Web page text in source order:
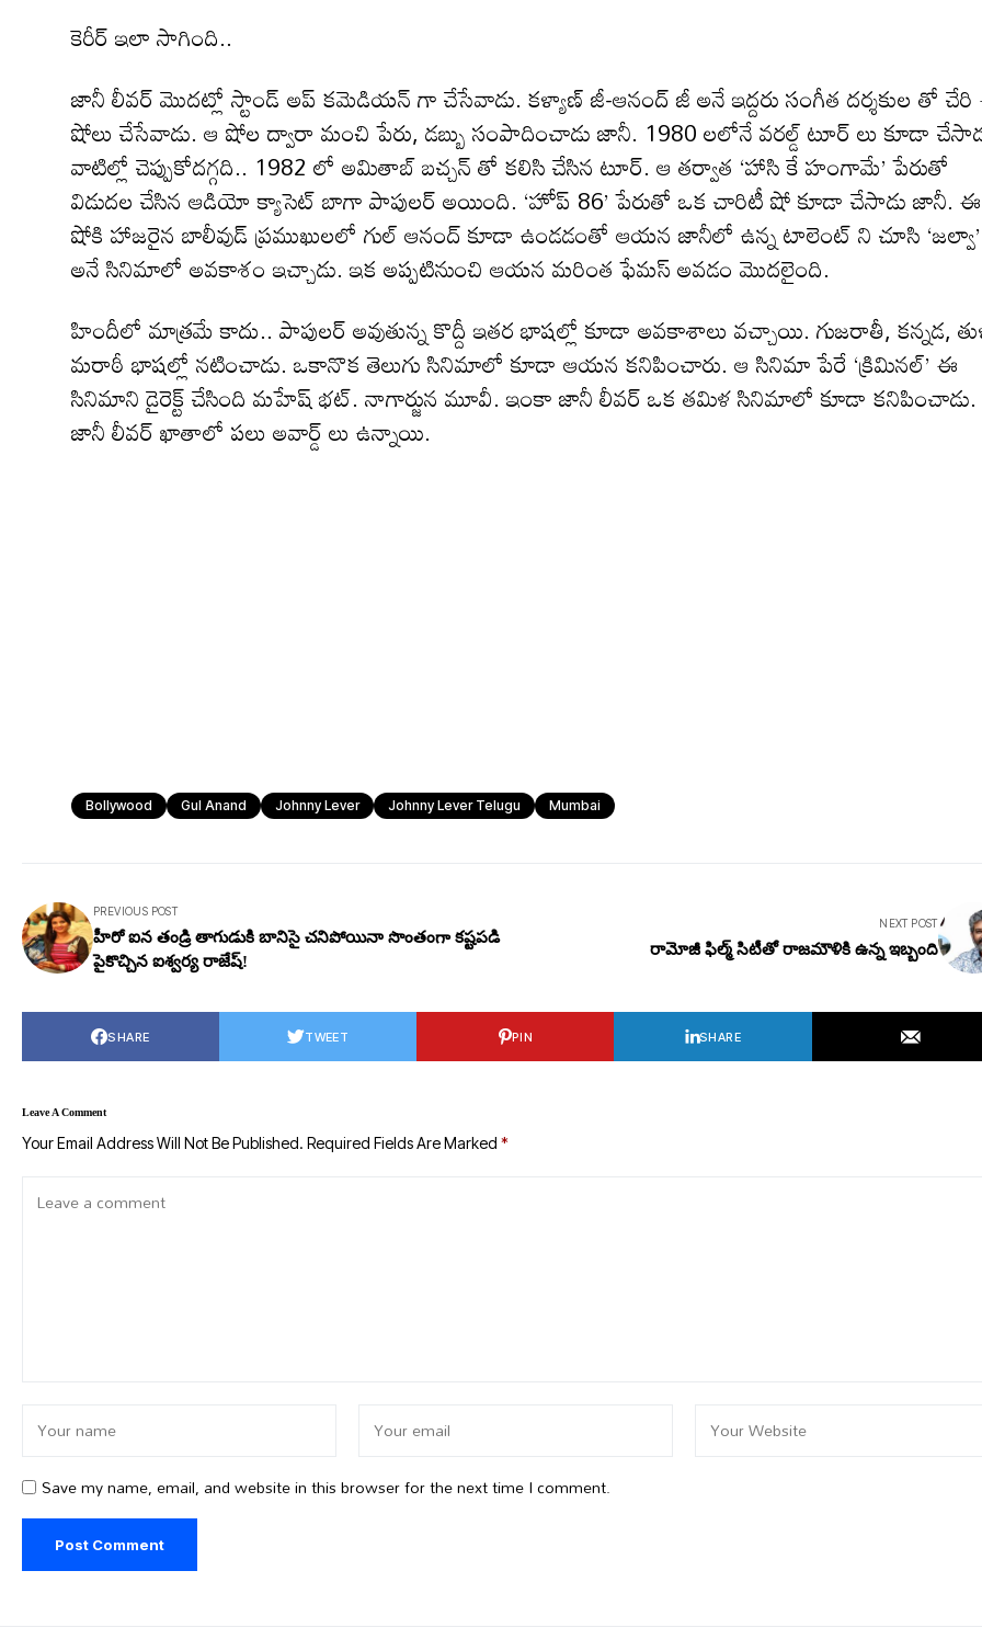
కెరీర్ ఇలా సాగింది..
జానీ లీవర్ మొదట్లో స్టాండ్ అప్ కమెడియన్ గా చేసేవాడు. కళ్యాణ్ జీ-ఆనంద్ జీ అనే ఇద్దరు సంగీత దర్శకుల తో
షోలు చేసేవాడు. ఆ షోల ద్వారా మంచి పేరు, డబ్బు సంపాదించాడు జానీ. 1980 లలోనే వరల్డ్ టూర్ లు కూడా
వాటిల్లో చెప్పుకోదగ్గది.. 1982 లో అమితాబ్ బచ్చన్ తో కలిసి చేసిన టూర్. ఆ తర్వాత ‘హాసి కే హంగామే’ పేరుతో
విడుదల చేసిన ఆడియో క్యాసెట్ బాగా పాపులర్ అయింది. ‘హోప్ 86’ పేరుతో ఒక చారిటీ షో కూడా చేసాడు జానీ. ఈ
షోకి హాజరైన బాలీవుడ్ ప్రముఖులలో గుల్ ఆనంద్ కూడా ఉండడంతో ఆయన జానీలో ఉన్న టాలెంట్ ని చూసి ‘జల్వా’
అనే సినిమాలో అవకాశం ఇచ్చాడు. ఇక అప్పటినుంచి ఆయన మరింత ఫేమస్ అవడం మొదలైంది.
హిందీలో మాత్రమే కాదు.. పాపులర్ అవుతున్న కొద్దీ ఇతర భాషల్లో కూడా అవకాశాలు వచ్చాయి. గుజరాతీ, కన్నడ,
మరాఠీ భాషల్లో నటించాడు. ఒకానొక తెలుగు సినిమాలో కూడా ఆయన కనిపించారు. ఆ సినిమా పేరే ‘క్రిమినల్’ ఈ
సినిమాని డైరెక్ట్ చేసింది మహేష్ భట్. నాగార్జున మూవీ. ఇంకా జానీ లీవర్ ఒక తమిళ సినిమాలో కూడా కనిపించాడు.
జానీ లీవర్ ఖాతాలో పలు అవార్డ్ లు ఉన్నాయి.
Bollywood Gul Anand Johnny Lever Johnny Lever Telugu Mumbai
PREVIOUS POST
హీరో ఐన తండ్రి తాగుడుకి బానిసై చనిపోయినా సొంతంగా కష్టపడి
పైకొచ్చిన ఐశ్వర్య రాజేష్!
NEXT POST
రామోజీ ఫిల్మ్ సిటీతో రాజమౌళికి ఉన్న ఇబ్బంది
SHARE TWEET PIN SHARE
Leave A Comment
Your Email Address Will Not Be Published. Required Fields Are Marked *
Save my name, email, and website in this browser for the next time I comment.